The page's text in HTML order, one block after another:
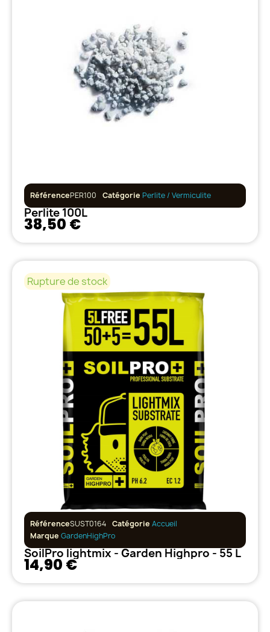
RéférencePER100 Catégorie Perlite / Vermiculite
Perlite 100L
38,50 €
Rupture de stock
RéférenceSUST0164 Catégorie Accueil
Marque GardenHighPro
SoilPro lightmix - Garden Highpro - 55 L
14,90 €